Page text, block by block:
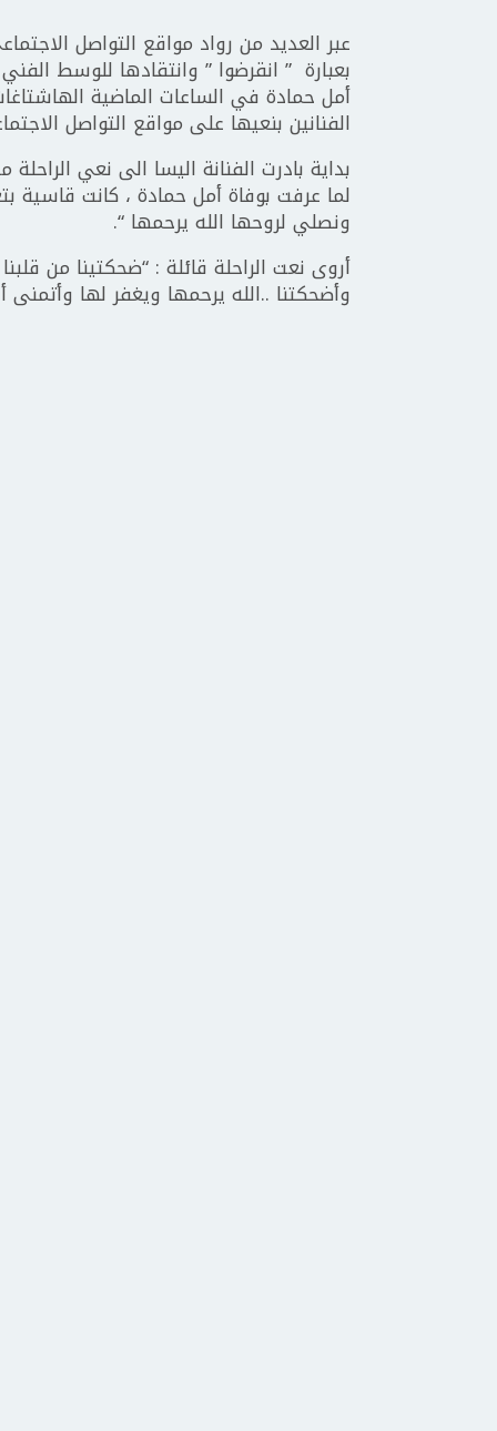
عبر العديد من رواد مواقع التواصل
بعبارة ” انقرضوا ” وانتقادها للوسط
أمل حمادة في الساعات الماضية
الفنانين بنعيها على مواقع التواصل
بداية بادرت الفنانة اليسا الى نعي
لما عرفت بوفاة أمل حمادة ، كانت قاسية
ونصلي لروحها الله يرحمها “.
أروى نعت الراحلة قائلة : “ضحكتينا من
وأضحكتنا ..الله يرحمها ويغفر لها وأتمنى